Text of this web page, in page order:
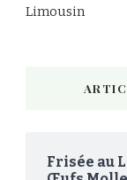
Limousin
Frisée au